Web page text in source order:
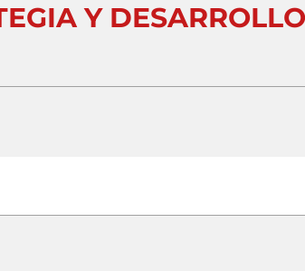
Y DESARROLLO